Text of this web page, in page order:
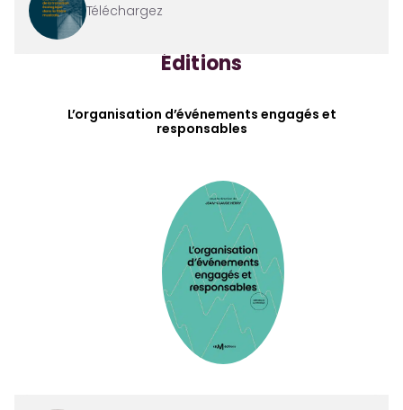
Téléchargez
Éditions
L’organisation d’événements engagés et
responsables